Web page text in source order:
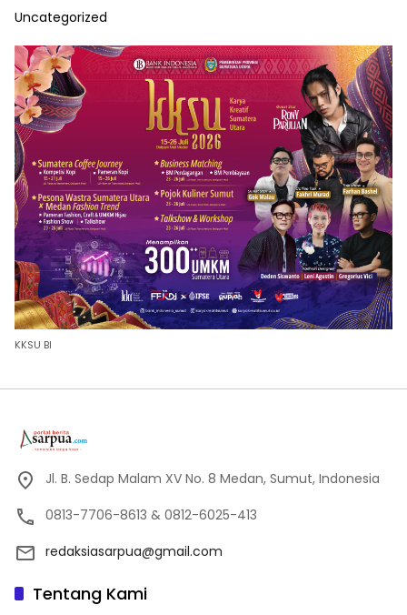
Uncategorized
KKSU BI
Jl. B. Sedap Malam XV No. 8 Medan, Sumut, Indonesia
0813-7706-8613 & 0812-6025-413
redaksiasarpua@gmail.com
Tentang Kami